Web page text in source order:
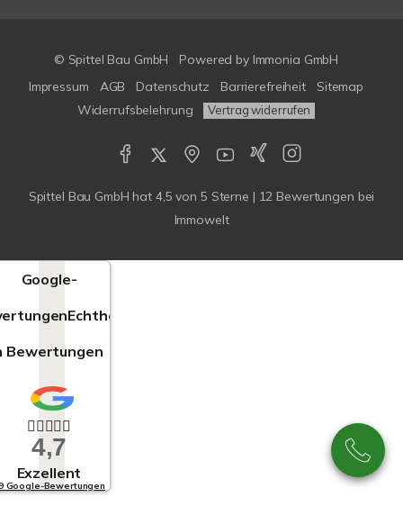
© Spittel Bau GmbH Powered by Immonia GmbH
Impressum
AGB Datenschutz Barrierefreiheit
Sitemap
Widerrufsbelehrung
Vertrag widerrufen
Spittel Bau GmbH hat 4,5 von 5 Sterne | 12 Bewertungen bei
Immowelt
Google-
Echtheit
Bewertungen
4,7
Exzellent
Google-Bewertungen